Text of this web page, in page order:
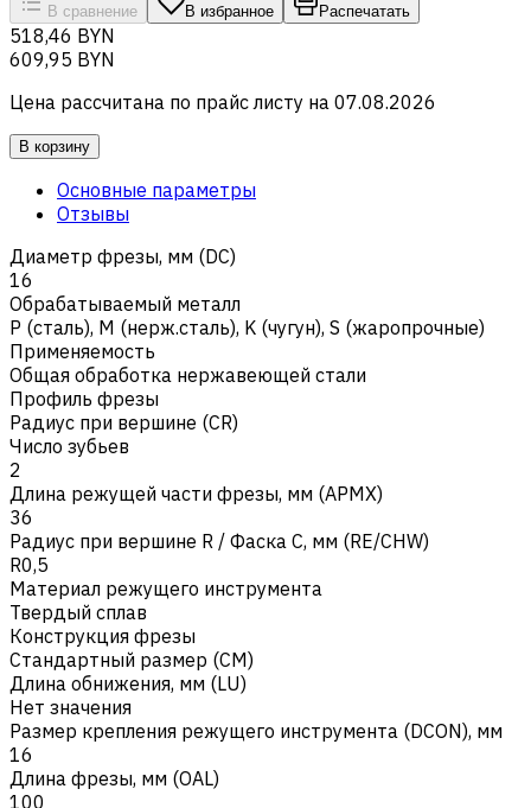
В сравнение В избранное Распечатать
518,46 BYN
609,95 BYN
Цена рассчитана по прайс листу на 07.08.2026
В корзину
Основные параметры
Отзывы
Диаметр фрезы, мм (DC)
16
Обрабатываемый металл
Р (сталь), M (нерж.сталь), K (чугун), S (жаропрочные)
Применяемость
Общая обработка нержавеющей стали
Профиль фрезы
Радиус при вершине (CR)
Число зубьев
2
Длина режущей части фрезы, мм (APMX)
36
Радиус при вершине R / Фаска C, мм (RE/CHW)
R0,5
Материал режущего инструмента
Твердый сплав
Конструкция фрезы
Стандартный размер (CM)
Длина обнижения, мм (LU)
Нет значения
Размер крепления режущего инструмента (DCON), мм
16
Длина фрезы, мм (OAL)
100